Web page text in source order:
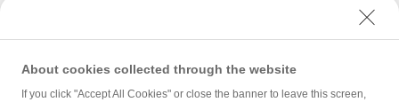
ウェブサイト利用規約
反社会的勢力に対する方針
勧誘方針
About cookies collected through the website
If you click "Accept All Cookies" or close the banner to leave this screen,